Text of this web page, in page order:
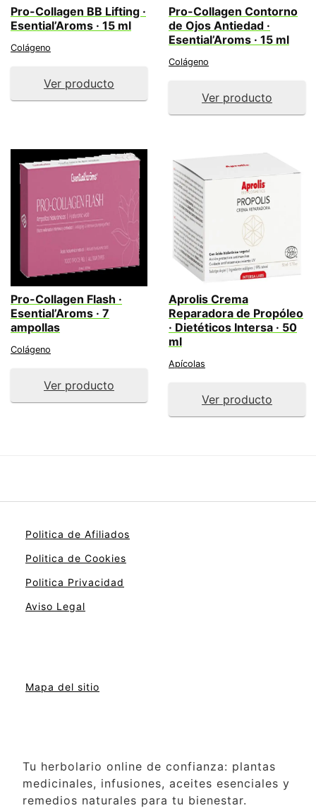
Pro-Collagen BB Lifting ·
Esential’Aroms · 15 ml
Colágeno
Ver producto
Pro-Collagen Contorno
de Ojos Antiedad ·
Esential’Aroms · 15 ml
Colágeno
Ver producto
Pro-Collagen Flash ·
Esential’Aroms · 7
ampollas
Colágeno
Ver producto
Aprolis Crema
Reparadora de Propóleo
· Dietéticos Intersa · 50
ml
Apícolas
Ver producto
Politica de Afiliados
Politica de Cookies
Politica Privacidad
Aviso Legal
Mapa del sitio
Tu herbolario online de confianza: plantas
medicinales, infusiones, aceites esenciales y
remedios naturales para tu bienestar.